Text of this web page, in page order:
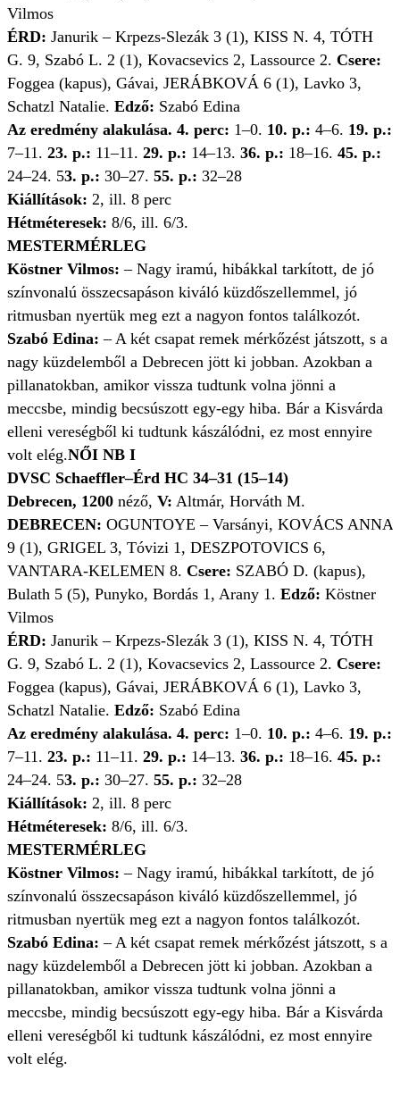
Vilmos
ÉRD: Janurik – Krpezs-Slezák 3 (1), KISS N. 4, TÓTH
G. 9, Szabó L. 2 (1), Kovacsevics 2, Lassource 2. Csere:
Foggea (kapus), Gávai, JERÁBKOVÁ 6 (1), Lavko 3,
Schatzl Natalie. Edző: Szabó Edina
Az eredmény alakulása. 4. perc: 1–0. 10. p.: 4–6. 19. p.:
7–11. 23. p.: 11–11. 29. p.: 14–13. 36. p.: 18–16. 45. p.:
24–24. 53. p.: 30–27. 55. p.: 32–28
Kiállítások: 2, ill. 8 perc
Hétméteresek: 8/6, ill. 6/3.
MESTERMÉRLEG
Köstner Vilmos:– Nagy iramú, hibákkal tarkított, de jó
színvonalú összecsapáson kiváló küzdőszellemmel, jó
ritmusban nyertük meg ezt a nagyon fontos találkozót.
Szabó Edina:– A két csapat remek mérkőzést játszott, s a
nagy küzdelemből a Debrecen jött ki jobban. Azokban a
pillanatokban, amikor vissza tudtunk volna jönni a
meccsbe, mindig becsúszott egy-egy hiba. Bár a Kisvárda
elleni vereségből ki tudtunk kászálódni, ez most ennyire
volt elég.NŐI NB I
DVSC Schaeffler–Érd HC 34–31 (15–14)
Debrecen, 1200 néző, V: Altmár, Horváth M.
DEBRECEN: OGUNTOYE – Varsányi, KOVÁCS ANNA
9 (1), GRIGEL 3, Tóvizi 1, DESZPOTOVICS 6,
VANTARA-KELEMEN 8. Csere: SZABÓ D. (kapus),
Bulath 5 (5), Punyko, Bordás 1, Arany 1. Edző: Köstner
Vilmos
ÉRD: Janurik – Krpezs-Slezák 3 (1), KISS N. 4, TÓTH
G. 9, Szabó L. 2 (1), Kovacsevics 2, Lassource 2. Csere:
Foggea (kapus), Gávai, JERÁBKOVÁ 6 (1), Lavko 3,
Schatzl Natalie. Edző: Szabó Edina
Az eredmény alakulása. 4. perc: 1–0. 10. p.: 4–6. 19. p.:
7–11. 23. p.: 11–11. 29. p.: 14–13. 36. p.: 18–16. 45. p.:
24–24. 53. p.: 30–27. 55. p.: 32–28
Kiállítások: 2, ill. 8 perc
Hétméteresek: 8/6, ill. 6/3.
MESTERMÉRLEG
Köstner Vilmos:– Nagy iramú, hibákkal tarkított, de jó
színvonalú összecsapáson kiváló küzdőszellemmel, jó
ritmusban nyertük meg ezt a nagyon fontos találkozót.
Szabó Edina:– A két csapat remek mérkőzést játszott, s a
nagy küzdelemből a Debrecen jött ki jobban. Azokban a
pillanatokban, amikor vissza tudtunk volna jönni a
meccsbe, mindig becsúszott egy-egy hiba. Bár a Kisvárda
elleni vereségből ki tudtunk kászálódni, ez most ennyire
volt elég.